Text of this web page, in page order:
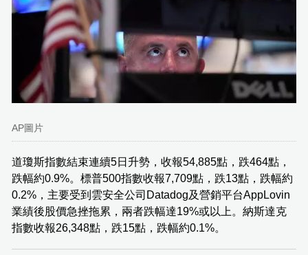
AP圖片
道瓊斯指數結束連續5日升勢，收報54,885點，跌464點，
跌幅約0.9%。標普500指數收報7,709點，跌13點，跌幅約
0.2%，主要受到雲安全公司Datadog及營銷平台AppLovin
業績後股價急挫拖累，兩者跌幅達19%或以上。納斯達克
指數收報26,348點，跌15點，跌幅約0.1%。